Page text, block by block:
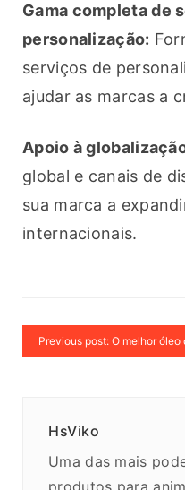
Gama completa de
personalização:
serviços de
ajudar as marcas a
Apoio à
global e canais de
sua marca a
internacionais.
Previous post: O melhor
HsViko
Uma das mais